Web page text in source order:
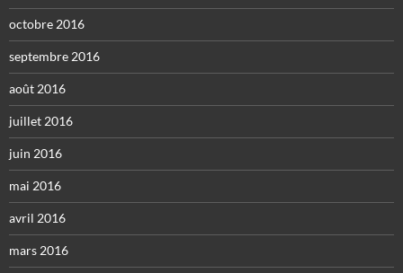
octobre 2016
septembre 2016
août 2016
juillet 2016
juin 2016
mai 2016
avril 2016
mars 2016